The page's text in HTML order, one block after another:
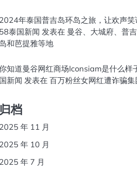
2024年泰国普吉岛环岛之旅，让欢声
58泰国新闻 发表在 曼谷、大城府、普
岛和芭提雅等地
知道曼谷网红商场Iconsiam是什么样
国新闻 发表在 百万粉丝女网红遭诈骗集
归档
2025 年 11 月
2025 年 10 月
2025 年 7 月